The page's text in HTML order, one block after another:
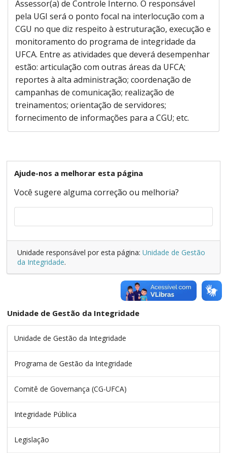
Assessor(a) de Controle Interno. O responsável
pela UGI será o ponto focal na interlocução com a
CGU no que diz respeito à estruturação, execução e
monitoramento do programa de integridade da
UFCA. Entre as atividades que deverá desempenhar
estão: articulação com outras áreas da UFCA;
reportes à alta administração; coordenação de
campanhas de comunicação; realização de
treinamentos; orientação de servidores;
fornecimento de informações para a CGU; etc.
Ajude-nos a melhorar esta página
Você sugere alguma correção ou melhoria?
Unidade responsável por esta página: Unidade de Gestão
da Integridade.
Unidade de Gestão da Integridade
Unidade de Gestão da Integridade
Programa de Gestão da Integridade
Comitê de Governança (CG-UFCA)
Integridade Pública
Legislação